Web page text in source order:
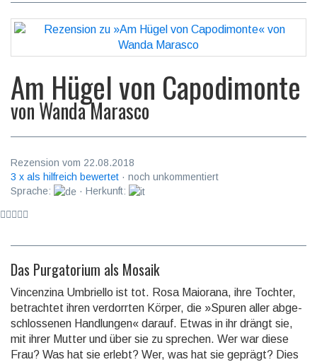
Am Hügel von Capodimonte
vonWanda Marasco
Rezension vom 22.08.2018
3 x als hilfreich bewertet · noch unkommentiert
Sprache:
· Herkunft:
Das Purgatorium als Mosaik
Vincenzina Umbriello ist tot. Rosa Maiorana, ihre Tochter,
betrachtet ihren verdorrten Körper, die »Spuren aller abge­
schlosse­nen Handlungen« darauf. Etwas in ihr drängt sie,
mit ihrer Mutter und über sie zu sprechen. Wer war diese
Frau? Was hat sie erlebt? Wer, was hat sie geprägt? Dies